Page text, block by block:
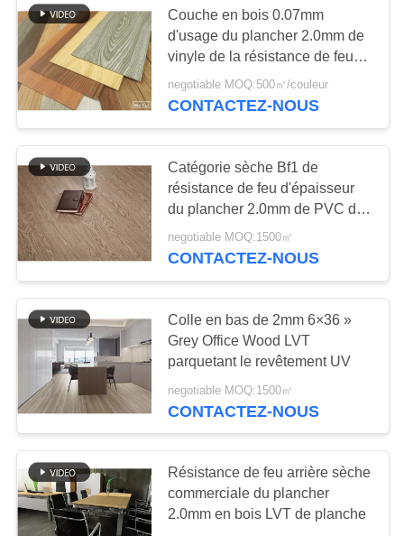
Plancher de marbre
de LVT
Plancher de tapis de
PVC de vinyle
Plancher de vinyle
d'EIR
Couche en bois 0.07mm
d'usage du plancher 2.0mm de
vinyle de la résistance de feu
LVT
negotiable MOQ:500㎡/couleur
CONTACTEZ-NOUS
Catégorie sèche Bf1 de
résistance de feu d'épaisseur
du plancher 2.0mm de PVC de
dos en bois de chêne LVT
negotiable MOQ:1500㎡
CONTACTEZ-NOUS
Colle en bas de 2mm 6×36 »
Grey Office Wood LVT
parquetant le revêtement UV
negotiable MOQ:1500㎡
CONTACTEZ-NOUS
Résistance de feu arrière sèche
commerciale du plancher
2.0mm en bois LVT de planche